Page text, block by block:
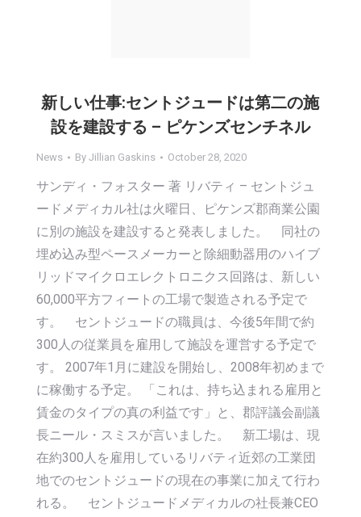
新しい仕事:セントジュードは第二の施
設を建設する – ピケンズセンチネル
News By Jillian Gaskins October 28, 2020
サンディ・フォスター 著 リバティ – セントジュ
ードメディカル社は火曜日、ピケンズ郡商業公園
に別の施設を建設すると発表しました。 同社の
埋め込み型ペースメーカーと除細動器用のハイブ
リッドマイクロエレクトロニクス回路は、新しい
60,000平方フィートの工場で製造される予定で
す。 セントジュードの職員は、今後5年間で約
300人の従業員を雇用して施設を運営する予定で
す。 2007年1月に建設を開始し、2008年初めまで
に稼働する予定。 「これは、持ち込まれる雇用と
賃金のタイプの真の利益です」と、郡評議会副議
長ニール・スミスが言いました。 新工場は、現
在約300人を雇用しているリバティ近郊の工業団
地でのセントジュードの現在の事業に加えて行わ
れる。 セントジュードメディカルの社長兼CEO